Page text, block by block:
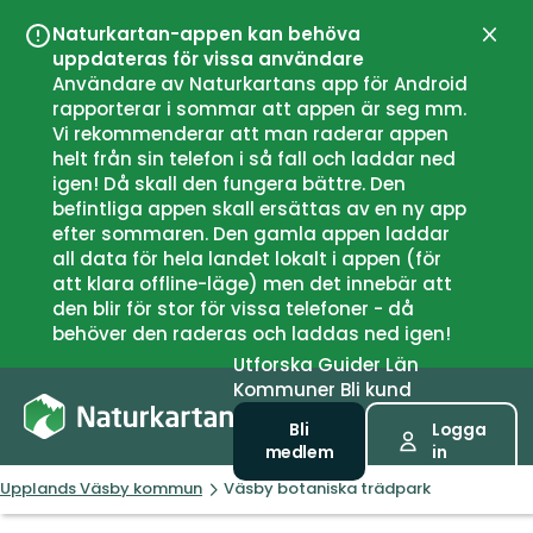
Naturkartan-appen kan behöva
uppdateras för vissa användare
Användare av Naturkartans app för Android
rapporterar i sommar att appen är seg mm.
Vi rekommenderar att man raderar appen
helt från sin telefon i så fall och laddar ned
igen! Då skall den fungera bättre. Den
befintliga appen skall ersättas av en ny app
efter sommaren. Den gamla appen laddar
all data för hela landet lokalt i appen (för
att klara offline-läge) men det innebär att
den blir för stor för vissa telefoner - då
behöver den raderas och laddas ned igen!
UtforskaGuiderLän
Kommuner Bli kund
Bli
medlem
Logga
in
Upplands Väsby kommun Väsby botaniska trädpark